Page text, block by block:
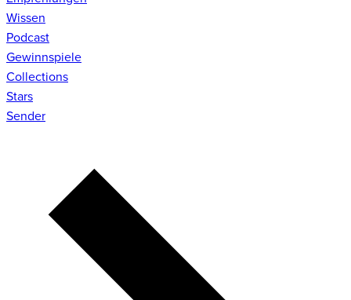
Wissen
Podcast
Gewinnspiele
Collections
Stars
Sender